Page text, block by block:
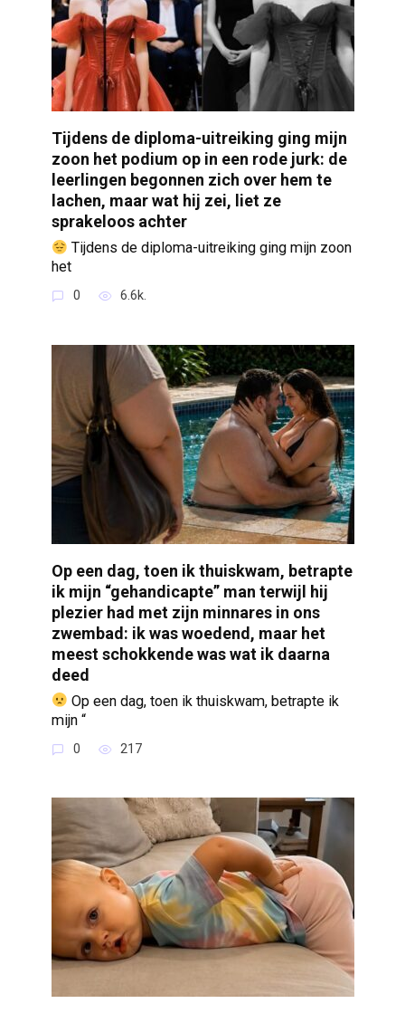
Tijdens de diploma-uitreiking ging mijn
zoon het podium op in een rode jurk: de
leerlingen begonnen zich over hem te
lachen, maar wat hij zei, liet ze
sprakeloos achter
Tijdens de diploma-uitreiking ging mijn zoon
het
0 6.6k.
Op een dag, toen ik thuiskwam, betrapte
ik mijn “gehandicapte” man terwijl hij
plezier had met zijn minnares in ons
zwembad: ik was woedend, maar het
meest schokkende was wat ik daarna
deed
Op een dag, toen ik thuiskwam, betrapte ik
mijn “
0 217